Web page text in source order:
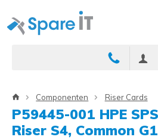
Componenten Riser Cards
P59445-001 HPE
Riser S4, Common